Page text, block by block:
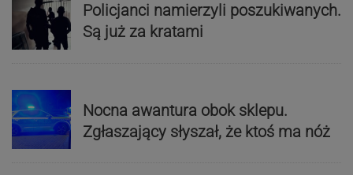
Policjanci namierzyli poszukiwanych.
Są już za kratami
Nocna awantura obok sklepu.
Zgłaszający słyszał, że ktoś ma nóż